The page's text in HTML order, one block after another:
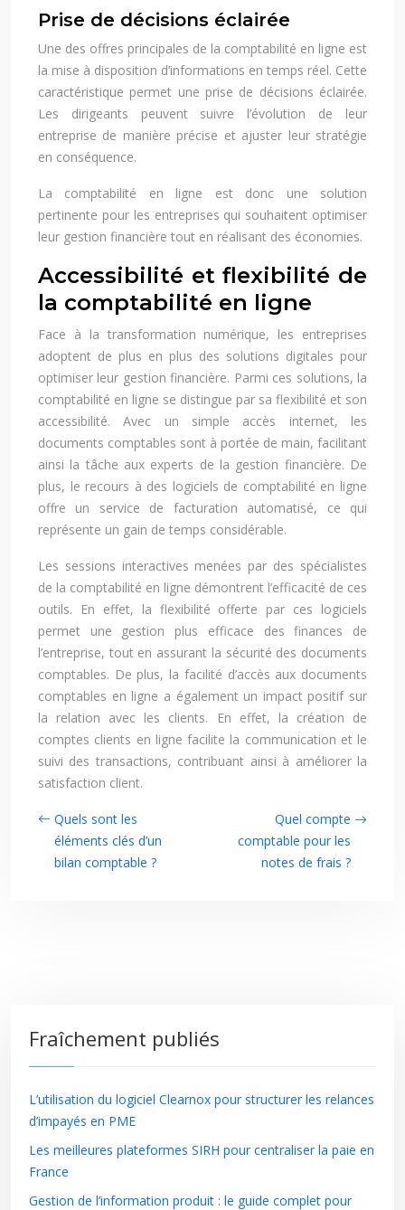
Prise de décisions éclairée
Une des offres principales de la comptabilité en ligne est
la mise à disposition d’informations en temps réel. Cette
caractéristique permet une prise de décisions éclairée.
Les dirigeants peuvent suivre l’évolution de leur
entreprise de manière précise et ajuster leur stratégie
en conséquence.
La comptabilité en ligne est donc une solution
pertinente pour les entreprises qui souhaitent optimiser
leur gestion financière tout en réalisant des économies.
Accessibilité et flexibilité de
la comptabilité en ligne
Face à la transformation numérique, les entreprises
adoptent de plus en plus des solutions digitales pour
optimiser leur gestion financière. Parmi ces solutions, la
comptabilité en ligne se distingue par sa flexibilité et son
accessibilité. Avec un simple accès internet, les
documents comptables sont à portée de main, facilitant
ainsi la tâche aux experts de la gestion financière. De
plus, le recours à des logiciels de comptabilité en ligne
offre un service de facturation automatisé, ce qui
représente un gain de temps considérable.
Les sessions interactives menées par des spécialistes
de la comptabilité en ligne démontrent l’efficacité de ces
outils. En effet, la flexibilité offerte par ces logiciels
permet une gestion plus efficace des finances de
l’entreprise, tout en assurant la sécurité des documents
comptables. De plus, la facilité d’accès aux documents
comptables en ligne a également un impact positif sur
la relation avec les clients. En effet, la création de
comptes clients en ligne facilite la communication et le
suivi des transactions, contribuant ainsi à améliorer la
satisfaction client.
Quels sont les
éléments clés d’un
bilan comptable ?
Quel compte
comptable pour les
notes de frais ?
Fraîchement publiés
L’utilisation du logiciel Clearnox pour structurer les relances
d’impayés en PME
Les meilleures plateformes SIRH pour centraliser la paie en
France
Gestion de l’information produit : le guide complet pour